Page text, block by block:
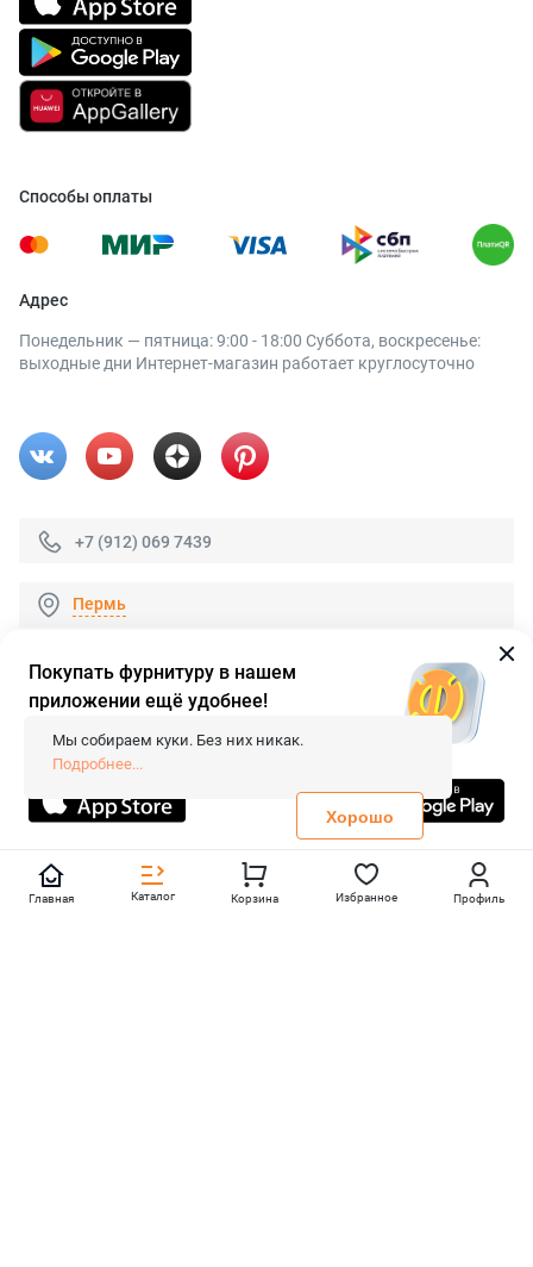
Способы оплаты
Адрес
Понедельник — пятница: 9:00 - 18:00 Суббота, воскресенье:
выходные дни Интернет-магазин работает круглосуточно
+7 (912) 069 7439
Пермь
© 2026 «FieraShop.ru»
Сопровождение сайта
- Вебформат.
Все права защищены.
Не является публичной офертой
Политика конфиденциальности
Главная Каталог Корзина Избранное Профиль
Покупать фурнитуру в нашем
приложении ещё удобнее!
Мы собираем куки. Без них никак.
Подробнее...
Хорошо